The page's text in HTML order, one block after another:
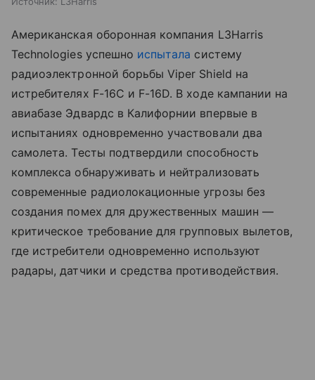
Американская оборонная компания L3Harris
Technologies успешно испытала систему
радиоэлектронной борьбы Viper Shield на
истребителях F-16C и F-16D. В ходе кампании на
авиабазе Эдвардс в Калифорнии впервые в
испытаниях одновременно участвовали два
самолета. Тесты подтвердили способность
комплекса обнаруживать и нейтрализовать
современные радиолокационные угрозы без
создания помех для дружественных машин —
критическое требование для групповых вылетов,
где истребители одновременно используют
радары, датчики и средства противодействия.